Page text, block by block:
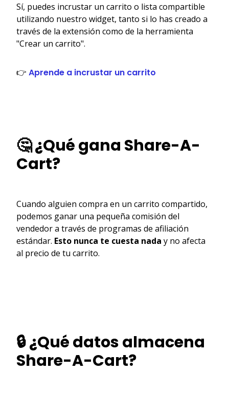
Sí, puedes incrustar un carrito o lista compartible
utilizando nuestro widget, tanto si lo has creado a
través de la extensión como de la herramienta
"Crear un carrito".
👉 Aprende a incrustar un carrito
🤔 ¿Qué gana Share-A-
Cart?
Cuando alguien compra en un carrito compartido,
podemos ganar una pequeña comisión del
vendedor a través de programas de afiliación
estándar. Esto nunca te cuesta nada y no afecta
al precio de tu carrito.
🔒 ¿Qué datos almacena
Share-A-Cart?